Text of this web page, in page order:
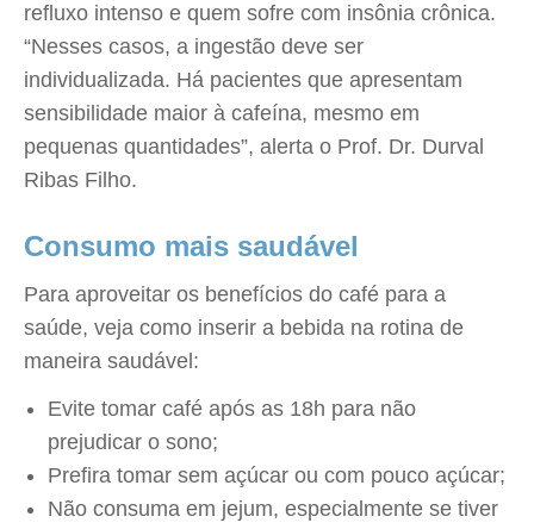
refluxo intenso e quem sofre com insônia crônica.
“Nesses casos, a ingestão deve ser
individualizada. Há pacientes que apresentam
sensibilidade maior à cafeína, mesmo em
pequenas quantidades”, alerta o Prof. Dr. Durval
Ribas Filho.
Consumo mais saudável
Para aproveitar os benefícios do café para a
saúde, veja como inserir a bebida na rotina de
maneira saudável:
Evite tomar café após as 18h para não
prejudicar o sono;
Prefira tomar sem açúcar ou com pouco açúcar;
Não consuma em jejum, especialmente se tiver